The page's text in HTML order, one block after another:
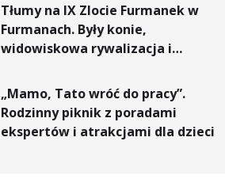
Tłumy na IX Zlocie Furmanek w
Furmanach. Były konie,
widowiskowa rywalizacja i
„Mamo, Tato wróć do pracy”.
Rodzinny piknik z poradami
ekspertów i atrakcjami dla dzieci